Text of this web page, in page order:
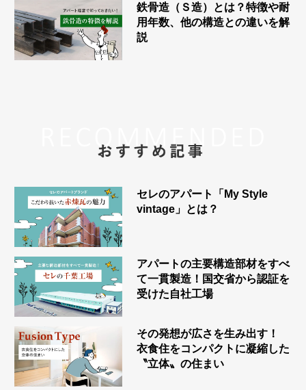
鉄骨造（Ｓ造）とは？特徴や耐
用年数、他の構造との違いを解
説
セレのアパート「My Style
vintage」とは？
アパートの主要構造部材をすべ
て一貫製造！国交省から認証を
受けた自社工場
その発想が広さを生み出す！
衣食住をコンパクトに凝縮した
〝立体〟の住まい